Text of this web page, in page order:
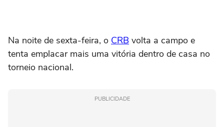
Na noite de sexta-feira, o CRB volta a campo e
tenta emplacar mais uma vitória dentro de casa no
torneio nacional.
PUBLICIDADE